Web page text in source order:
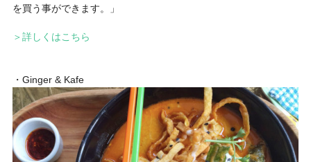
を買う事ができます。」
＞詳しくはこちら
・Ginger & Kafe